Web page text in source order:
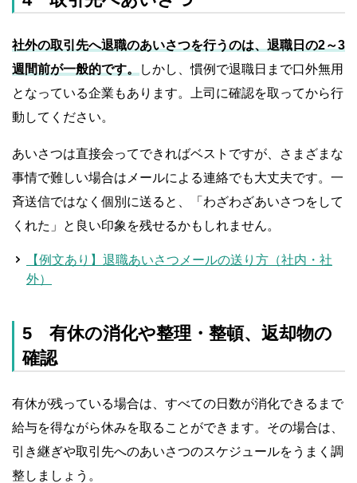
社外の取引先へ退職のあいさつを行うのは、退職日の2～3
週間前が一般的です。
しかし、慣例で退職日まで口外無用
となっている企業もあります。上司に確認を取ってから行
動してください。
あいさつは直接会ってできればベストですが、さまざまな
事情で難しい場合はメールによる連絡でも大丈夫です。一
斉送信ではなく個別に送ると、「わざわざあいさつをして
くれた」と良い印象を残せるかもしれません。
【例文あり】退職あいさつメールの送り方（社内・社
外）
5 有休の消化や整理・整頓、返却物の
確認
有休が残っている場合は、すべての日数が消化できるまで
給与を得ながら休みを取ることができます。その場合は、
引き継ぎや取引先へのあいさつのスケジュールをうまく調
整しましょう。